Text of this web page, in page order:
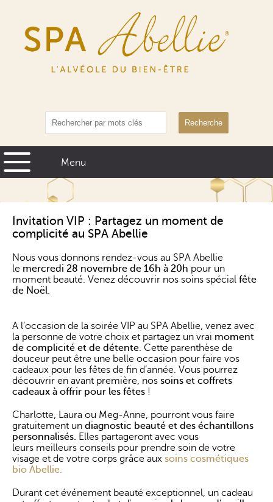
Recherche
Invitation VIP : Partagez un moment de
complicité au SPA Abellie
Nous vous donnons rendez-vous au SPA Abellie
le mercredi 28 novembre de 16h à 20h pour un
moment beauté. Venez découvrir nos soins spécial fête
de Noël.
A l’occasion de la soirée VIP au SPA Abellie, venez avec
la personne de votre choix et partagez un vrai moment
de complicité et de détente. Cette parenthèse de
douceur peut être une belle occasion pour faire vos
cadeaux pour les fêtes de fin d’année. Vous pourrez
découvrir en avant première, nos soins et coffrets
cadeaux à offrir pour les fêtes !
Charlotte, Laura ou Meg-Anne, pourront vous faire
gratuitement un diagnostic beauté et des échantillons
personnalisés. Elles partageront avec vous
leurs meilleurs conseils pour prendre soin de votre
visage et de votre corps grâce aux soins cosmétiques
bio Abellie.
Durant cet événement beauté exceptionnel, un cadeau